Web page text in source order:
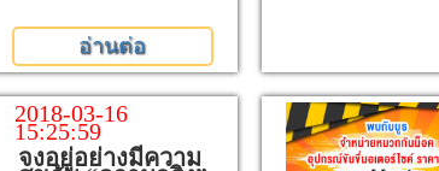
อ่านต่อ
2018-03-16
15:25:59
จงอยู่อย่างมีความ